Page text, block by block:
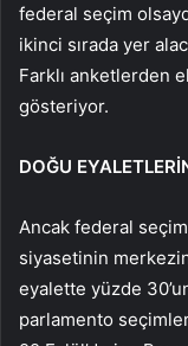
federal seçim
ikinci sırada yer
Farklı anketlerden
gösteriyor.
DOĞU
Ancak federal
siyasetinin
eyalette yüzde
parlamento